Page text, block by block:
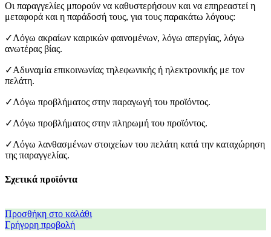
Οι παραγγελίες μπορούν να καθυστερήσουν και να επηρεαστεί η
μεταφορά και η παράδοσή τους, για τους παρακάτω λόγους:
✓Λόγω ακραίων καιρικών φαινομένων, λόγω απεργίας, λόγω
ανωτέρας βίας.
✓Αδυναμία επικοινωνίας τηλεφωνικής ή ηλεκτρονικής με τον
πελάτη.
✓Λόγω προβλήματος στην παραγωγή του προϊόντος.
✓Λόγω προβλήματος στην πληρωμή του προϊόντος.
✓Λόγω λανθασμένων στοιχείων του πελάτη κατά την καταχώρηση
της παραγγελίας.
Σχετικά προϊόντα
Προσθήκη στο καλάθι
Γρήγορη προβολή